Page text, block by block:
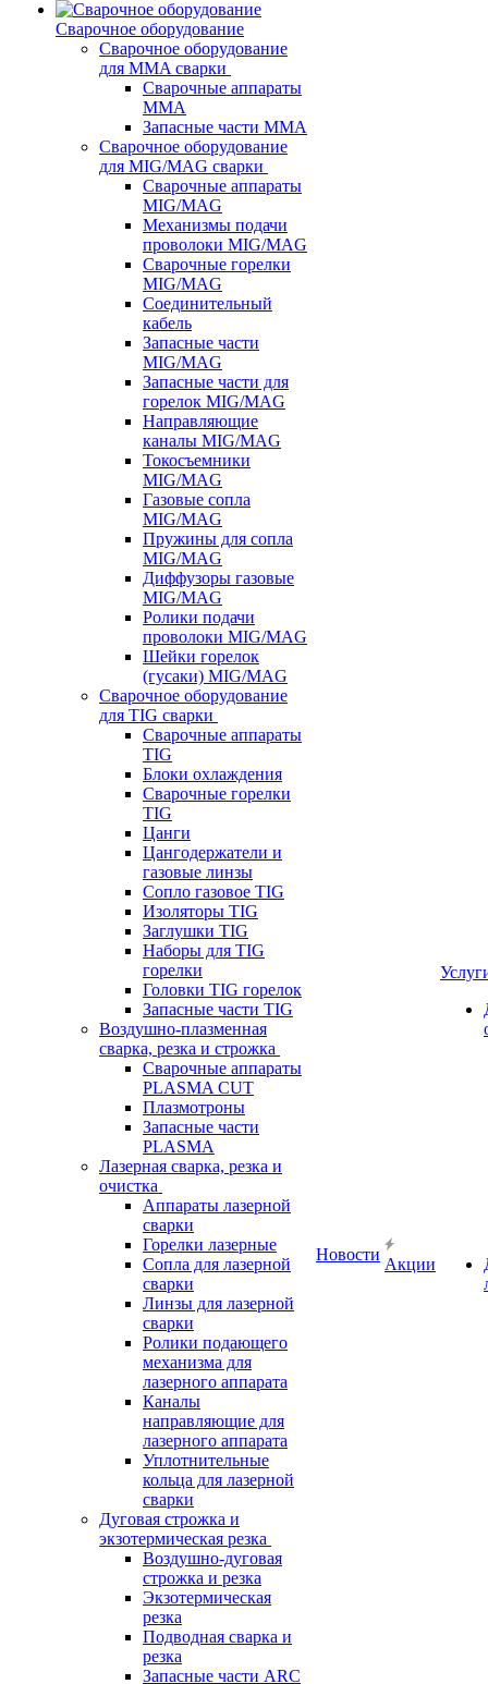
Сварочное оборудование
Сварочное оборудование
для MMA сварки
Сварочные аппараты
MMA
Запасные части MMA
Сварочное оборудование
для MIG/MAG сварки
Сварочные аппараты
MIG/MAG
Механизмы подачи
проволоки MIG/MAG
Сварочные горелки
MIG/MAG
Соединительный
кабель
Запасные части
MIG/MAG
Запасные части для
горелок MIG/MAG
Направляющие
каналы MIG/MAG
Токосъемники
MIG/MAG
Газовые сопла
MIG/MAG
Пружины для сопла
MIG/MAG
Диффузоры газовые
MIG/MAG
Ролики подачи
проволоки MIG/MAG
Шейки горелок
(гусаки) MIG/MAG
Сварочное оборудование
для TIG сварки
Сварочные аппараты
TIG
Блоки охлаждения
Сварочные горелки
TIG
Цанги
Цангодержатели и
газовые линзы
Сопло газовое TIG
Изоляторы TIG
Заглушки TIG
Наборы для TIG
горелки
Головки TIG горелок
Запасные части TIG
Воздушно-плазменная
сварка, резка и строжка
Сварочные аппараты
PLASMA CUT
Плазмотроны
Запасные части
PLASMA
Лазерная сварка, резка и
очистка
Аппараты лазерной
сварки
Горелки лазерные
Сопла для лазерной
сварки
Линзы для лазерной
сварки
Ролики подающего
механизма для
лазерного аппарата
Каналы
направляющие для
лазерного аппарата
Уплотнительные
кольца для лазерной
сварки
Дуговая строжка и
экзотермическая резка
Воздушно-дуговая
строжка и резка
Экзотермическая
резка
Подводная сварка и
резка
Запасные части ARC
Новости
Акции